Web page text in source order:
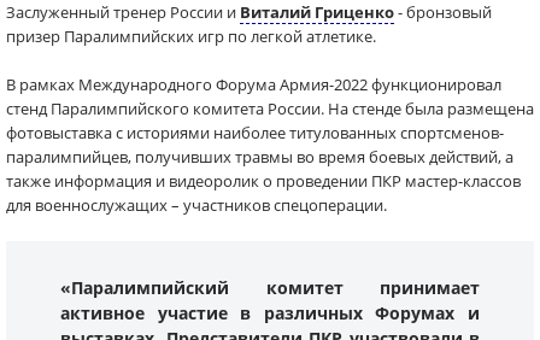
Заслуженный тренер России и Виталий Гриценко- бронзовый
призер Паралимпийских игр по легкой атлетике.
В рамках Международного Форума Армия-2022 функционировал
стенд Паралимпийского комитета России. На стенде была размещена
фотовыставка с историями наиболее титулованных спортсменов-
паралимпийцев, получивших травмы во время боевых действий, а
также информация и видеоролик о проведении ПКР мастер-классов
для военнослужащих – участников спецоперации.
«Паралимпийский комитет принимает
активное участие в различных Форумах и